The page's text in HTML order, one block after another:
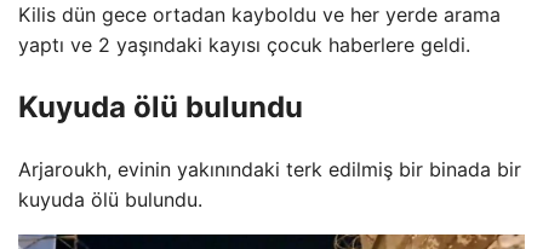
Kilis dün gece ortadan kayboldu ve her yerde arama
yaptı ve 2 yaşındaki kayısı çocuk haberlere geldi.
Kuyuda ölü bulundu
Arjaroukh, evinin yakınındaki terk edilmiş bir binada bir
kuyuda ölü bulundu.